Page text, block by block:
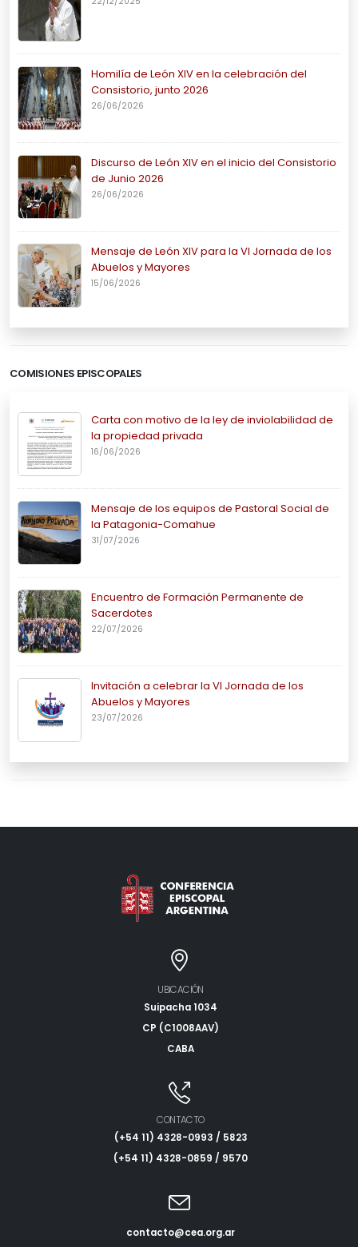
Homilía de León XIV en la celebración del
Consistorio, junto 2026
26/06/2026
Discurso de León XIV en el inicio del Consistorio
de Junio 2026
26/06/2026
Mensaje de León XIV para la VI Jornada de los
Abuelos y Mayores
15/06/2026
COMISIONES EPISCOPALES
Carta con motivo de la ley de inviolabilidad de
la propiedad privada
16/06/2026
Mensaje de los equipos de Pastoral Social de
la Patagonia-Comahue
31/07/2026
Encuentro de Formación Permanente de
Sacerdotes
22/07/2026
Invitación a celebrar la VI Jornada de los
Abuelos y Mayores
23/07/2026
UBICACIÓN
Suipacha 1034
CP (C1008AAV)
CABA
CONTACTO
(+54 11) 4328-0993 / 5823
(+54 11) 4328-0859 / 9570
contacto@cea.org.ar